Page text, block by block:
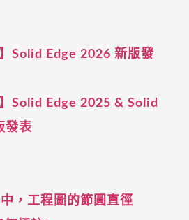
Solid Edge 2026 新版發
】Solid Edge 2025 & Solid
發表
，工程圖的節圓直徑